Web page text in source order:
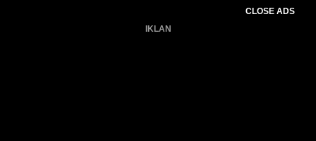
CLOSE ADS
IKLAN